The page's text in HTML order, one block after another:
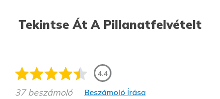
Tekintse Át A Pillanatfelvételt
4.4
37 beszámoló Beszámoló Írása